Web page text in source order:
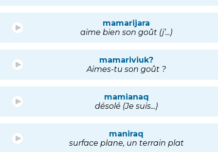
mamarijara
aime bien son goût (j’...)
mamariviuk?
Aimes-tu son goût ?
mamianaq
désolé (Je suis...)
maniraq
surface plane, un terrain plat